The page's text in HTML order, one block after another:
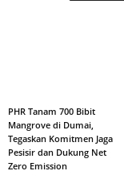
PHR Tanam 700 Bibit
Mangrove di Dumai,
Tegaskan Komitmen Jaga
Pesisir dan Dukung Net
Zero Emission